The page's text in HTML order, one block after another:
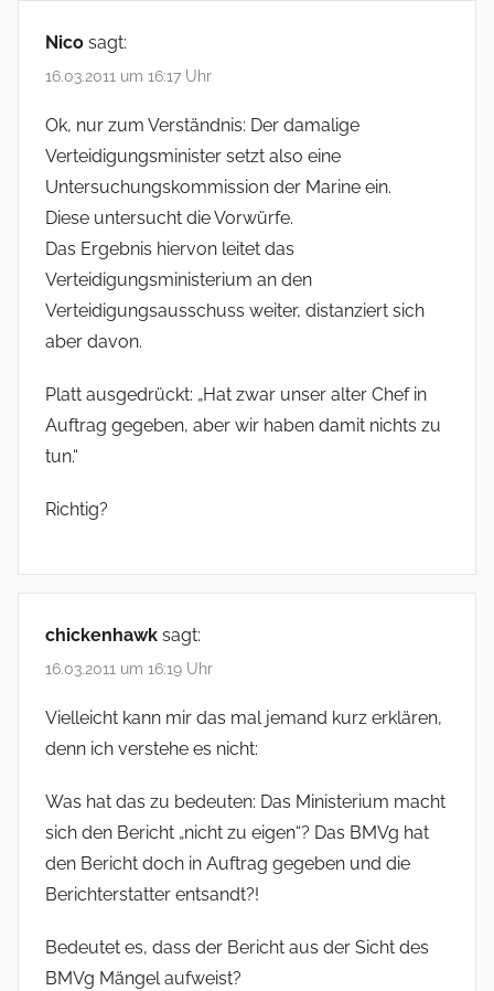
Nico sagt:
16.03.2011 um 16:17 Uhr
Ok, nur zum Verständnis: Der damalige
Verteidigungsminister setzt also eine
Untersuchungskommission der Marine ein.
Diese untersucht die Vorwürfe.
Das Ergebnis hiervon leitet das
Verteidigungsministerium an den
Verteidigungsausschuss weiter, distanziert sich
aber davon.
Platt ausgedrückt: „Hat zwar unser alter Chef in
Auftrag gegeben, aber wir haben damit nichts zu
tun.“
Richtig?
chickenhawk sagt:
16.03.2011 um 16:19 Uhr
Vielleicht kann mir das mal jemand kurz erklären,
denn ich verstehe es nicht:
Was hat das zu bedeuten: Das Ministerium macht
sich den Bericht „nicht zu eigen“? Das BMVg hat
den Bericht doch in Auftrag gegeben und die
Berichterstatter entsandt?!
Bedeutet es, dass der Bericht aus der Sicht des
BMVg Mängel aufweist?